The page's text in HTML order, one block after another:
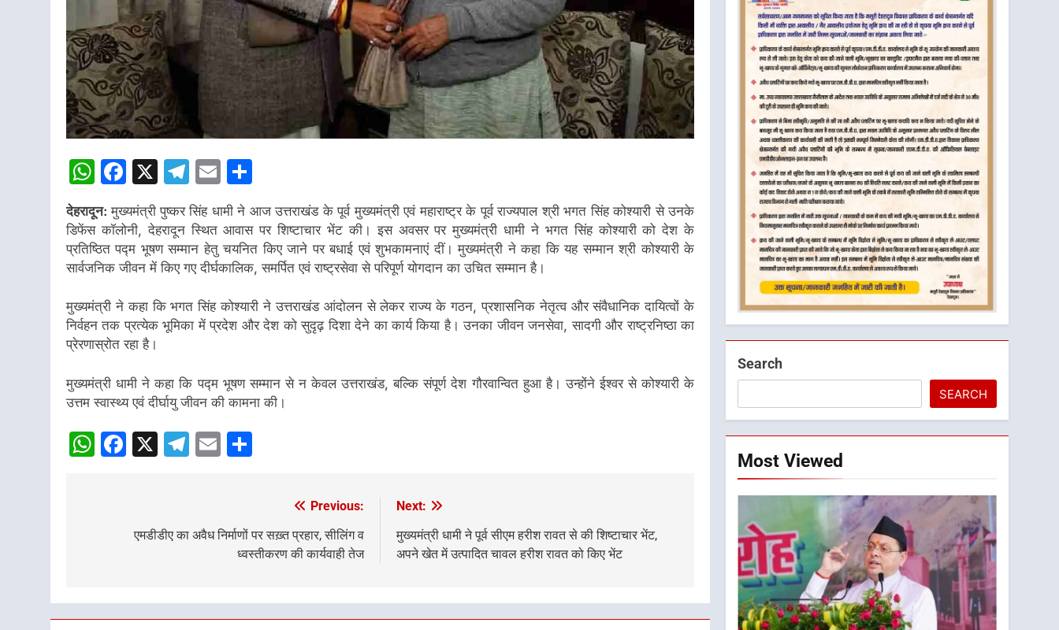
WhatsApp
Facebook
X Telegram
Email
देहरादून:मुख्यमंत्री पुष्कर सिंह धामी ने आज उत्तराखंड के पूर्व मुख्यमंत्री एवं महाराष्ट्र के पूर्व राज्यपाल श्री भगत सिंह कोश्यारी से उनके
डिफेंस कॉलोनी, देहरादून स्थित आवास पर शिष्टाचार भेंट की। इस अवसर पर मुख्यमंत्री धामी ने भगत सिंह कोश्यारी को देश के
प्रतिष्ठित पद्म भूषण सम्मान हेतु चयनित किए जाने पर बधाई एवं शुभकामनाएं दीं। मुख्यमंत्री ने कहा कि यह सम्मान श्री कोश्यारी के
सार्वजनिक जीवन में किए गए दीर्घकालिक, समर्पित एवं राष्ट्रसेवा से परिपूर्ण योगदान का उचित सम्मान है।
मुख्यमंत्री ने कहा कि भगत सिंह कोश्यारी ने उत्तराखंड आंदोलन से लेकर राज्य के गठन, प्रशासनिक नेतृत्व और संवैधानिक दायित्वों के
निर्वहन तक प्रत्येक भूमिका में प्रदेश और देश को सुदृढ़ दिशा देने का कार्य किया है। उनका जीवन जनसेवा, सादगी और राष्ट्रनिष्ठा का
प्रेरणास्रोत रहा है।
मुख्यमंत्री धामी ने कहा कि पद्म भूषण सम्मान से न केवल उत्तराखंड, बल्कि संपूर्ण देश गौरवान्वित हुआ है। उन्होंने ईश्वर से कोश्यारी के
उत्तम स्वास्थ्य एवं दीर्घायु जीवन की कामना की।
WhatsApp
Facebook
X Telegram
Email
navigation
Previous:
एमडीडीए का अवैध निर्माणों पर सख़्त प्रहार, सीलिंग व
ध्वस्तीकरण की कार्यवाही तेज
Next:
मुख्यमंत्री धामी ने पूर्व सीएम हरीश रावत से की शिष्टाचार भेंट,
अपने खेत में उत्पादित चावल हरीश रावत को किए भेंट
Search
SEARCH
Most Viewed